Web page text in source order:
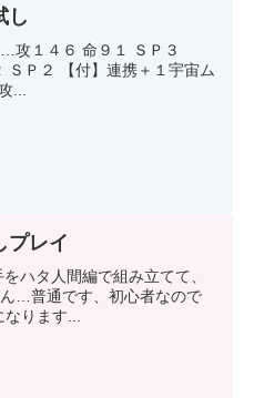
し
攻１４６ 命９１ ＳＰ３
ＳＰ２ 【付】連携＋１宇宙ム
...
プレイ
ハタ人間編で組み立てて、
…普通です、初心者なので
ります...